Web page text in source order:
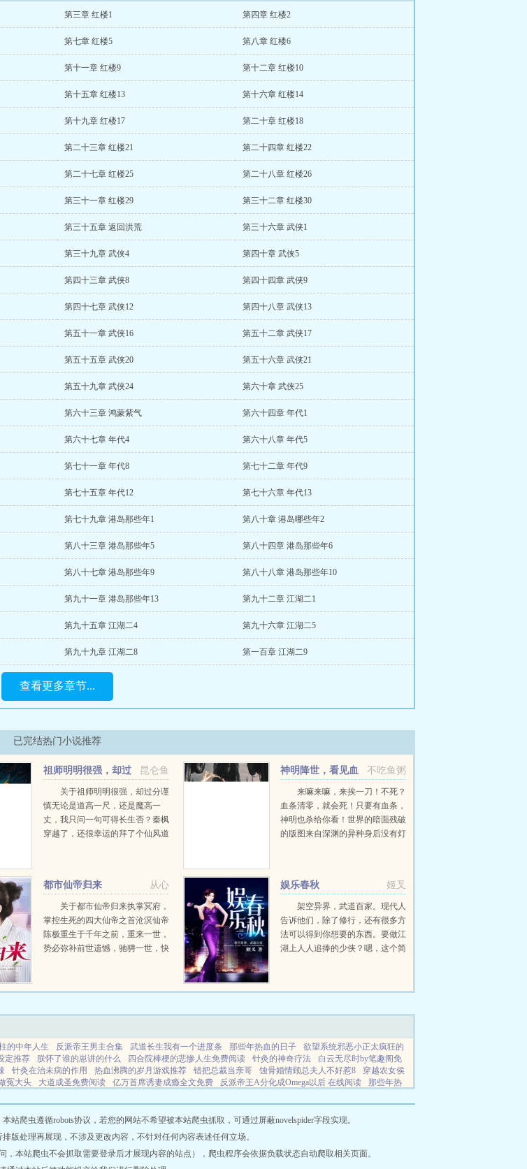
第三章 红楼1 第四章 红楼2
第七章 红楼5 第八章 红楼6
第十一章 红楼9 第十二章 红楼10
第十五章 红楼13 第十六章 红楼14
第十九章 红楼17 第二十章 红楼18
第二十三章 红楼21 第二十四章 红楼22
第二十七章 红楼25 第二十八章 红楼26
第三十一章 红楼29 第三十二章 红楼30
第三十五章 返回洪荒 第三十六章 武侠1
第三十九章 武侠4 第四十章 武侠5
第四十三章 武侠8 第四十四章 武侠9
第四十七章 武侠12 第四十八章 武侠13
第五十一章 武侠16 第五十二章 武侠17
第五十五章 武侠20 第五十六章 武侠21
第五十九章 武侠24 第六十章 武侠25
第六十三章 鸿蒙紫气 第六十四章 年代1
第六十七章 年代4 第六十八章 年代5
第七十一章 年代8 第七十二章 年代9
第七十五章 年代12 第七十六章 年代13
第七十九章 港岛那些年1 第八十章 港岛哪些年2
第八十三章 港岛那些年5 第八十四章 港岛那些年6
第八十七章 港岛那些年9 第八十八章 港岛那些年10
第九十一章 港岛那些年13 第九十二章 江湖二1
第九十五章 江湖二4 第九十六章 江湖二5
第九十九章 江湖二8 第一百章 江湖二9
查看更多章节...
已完结热门小说推荐
昆仑鱼
祖师明明很强，却过
分谨慎关于祖师明明很强，却过分谨
慎无论是道高一尺，还是魔高一
丈，我只问一句可得长生否？秦枫
穿越了，还很幸运的拜了个仙风道
助的秦枫想...
不吃鱼粥
神明降世，看见血
条的我杀疯了！
来嘛来嘛，来挨一刀！不死？
血条清零，就会死！只要有血条，
神明也杀给你看！世界的暗面残破
的版图来自深渊的异种身后没有灯
从心
都市仙帝归来
关于都市仙帝归来执掌冥府，
掌控生死的四大仙帝之首沧溟仙帝
陈极重生于千年之前，重来一世，
势必弥补前世遗憾，驰骋一世，快
姬叉
娱乐春秋
架空异界，武道百家。现代人
告诉他们，除了修行，还有很多方
法可以得到你想要的东西。要做江
湖上人人追捧的少侠？嗯，这个简
的中年人生 反派帝王男主合集 武道长生我有一个进度条 那些年热血的日子
欲望系统邪恶小正太疯狂的
定推荐 朕怀了谁的崽讲的什么 四合院棒梗的悲惨人生免费阅读 针灸的神奇疗法
白云无尽时by笔趣阁免
针灸在治未病的作用 热血沸腾的岁月游戏推荐 错把总裁当亲哥 蚀骨婚情顾总夫人不好惹8
穿越农女侯
冤大头 大道成圣免费阅读 亿万首席诱妻成瘾全文免费 反派帝王A分化成Omega以后 在线阅读
那些年热
有一只金蝉92 穿进语文书怎么破情节跌宕起伏 斩神成为 错把总裁当亲哥全集观看
我的祖传秘方全集
老婆大人下一句接啥 此去经年原喟版 斩神中后续新晋人类天花板 每个人都自带剧本
学神又在被打by咸鱼
费阅读 我的生活乱成一锅粥是啥歌 大唐神级太子李承乾by 四合院棒梗成正面人物的
上恋综后 校园护花兵王TXT网页版 穿越七零嫁军官被宠上天 容烜 主母重生短剧全集
危险筑巢行为by
怀摄政王的崽全文阅读 十部顶级耐看暗恋
爬虫遵循robots协议，若您的网站不希望被本站爬虫抓取，可通过屏蔽novelspider字段实现。
版处理再展现，不涉及更改内容，不针对任何内容表述任何立场。
本站爬虫不会抓取需要登录后才展现内容的站点），爬虫程序会依据负载状态自动爬取相关页面。